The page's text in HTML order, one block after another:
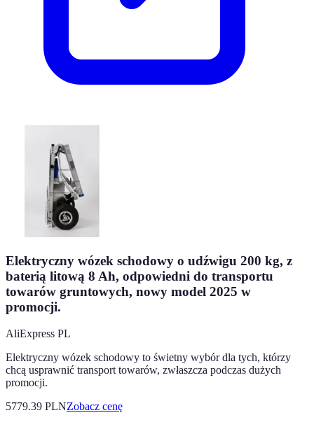
Elektryczny wózek schodowy o udźwigu 200 kg, z
baterią litową 8 Ah, odpowiedni do transportu
towarów gruntowych, nowy model 2025 w
promocji.
AliExpress PL
Elektryczny wózek schodowy to świetny wybór dla tych, którzy
chcą usprawnić transport towarów, zwłaszcza podczas dużych
promocji.
5779.39 PLNZobacz cenę